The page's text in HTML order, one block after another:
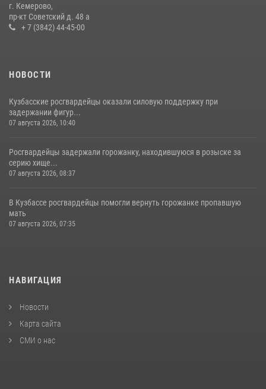
16 июля 2026, 06:43
г. Кемерово,
пр-кт Советский д. 48 а
+ 7 (3842) 44-45-00
НОВОСТИ
Кузбасские росгвардейцы оказали силовую поддержку при
задержании фигур...
07 августа 2026, 10:40
Росгвардейцы задержали горожанку, находившуюся в розыске за
серию хище...
07 августа 2026, 08:37
В Кузбассе росгвардейцы помогли вернуть горожанке пропавшую
мать
07 августа 2026, 07:35
НАВИГАЦИЯ
Новости
Карта сайта
СМИ о нас